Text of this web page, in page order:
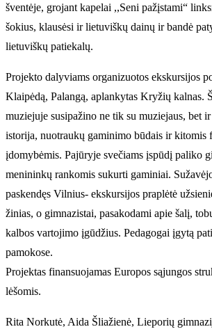
šventėje, grojant kapelai ,,Seni pažįstami“
šokius, klausėsi ir lietuviškų dainų ir bandė
lietuviškų patiekalų.
Projekto dalyviams organizuotos ekskursijos
Klaipėdą, Palangą, aplankytas Kryžių kalnas.
muziejuje susipažino ne tik su muziejaus, bet
istorija, nuotraukų gaminimo būdais ir kitomis
įdomybėmis. Pajūryje svečiams įspūdį paliko
menininkų rankomis sukurti gaminiai.
paskendęs Vilnius- ekskursijos praplėtė
žinias, o gimnazistai, pasakodami apie šalį,
kalbos vartojimo įgūdžius. Pedagogai įgytą
pamokose.
Projektas finansuojamas Europos sąjungos
lėšomis.
Rita Norkutė, Aida Šliažienė, Lieporių